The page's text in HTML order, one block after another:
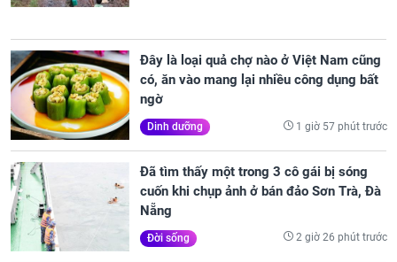
Đây là loại quả chợ nào ở Việt Nam cũng
có, ăn vào mang lại nhiều công dụng bất
ngờ
Dinh dưỡng 1 giờ 57 phút trước
Đã tìm thấy một trong 3 cô gái bị sóng
cuốn khi chụp ảnh ở bán đảo Sơn Trà, Đà
Nẵng
Đời sống 2 giờ 26 phút trước